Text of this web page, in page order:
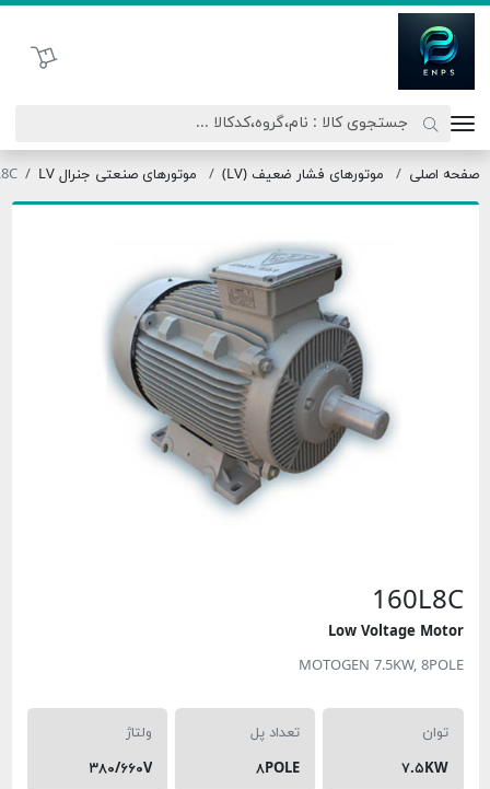
سبد خرید
اصلی موتورهای فشار ضعیف (LV) موتورهای صنعتی جنرال LV
Low Voltage
MOTOGEN 7.5KW,
۷.۵KW
تعداد پل
۸POLE
۳۸۰/۶۶۰V